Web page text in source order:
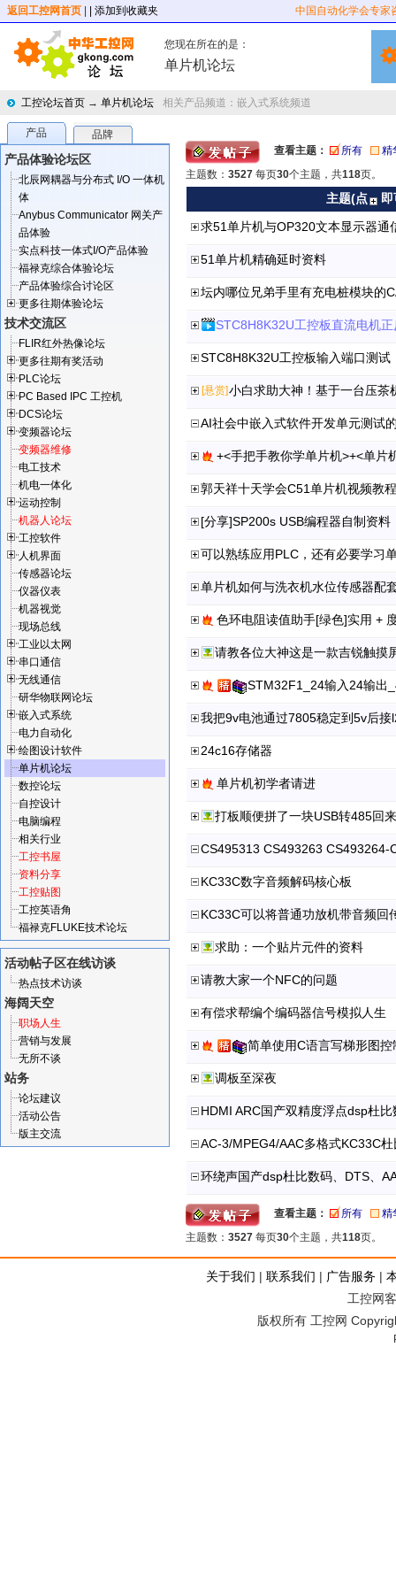
返回工控网首页 | 添加到收藏夹 中国自动化学会专家
您现在所在的是：
单片机论坛
工控论坛首页 → 单片机论坛 相关产品频道： 嵌入式系统频道
产品 品牌
产品体验论坛区
北辰网耦器与分布式 I/O 一体机
体
Anybus Communicator 网关产
品体验
实点科技一体式I/O产品体验
福禄克综合体验论坛
产品体验综合讨论区
更多往期体验论坛
技术交流区
FLIR红外热像论坛
更多往期有奖活动
PLC论坛
PC Based IPC 工控机
DCS论坛
变频器论坛
变频器维修
电工技术
机电一体化
运动控制
机器人论坛
工控软件
人机界面
传感器论坛
仪器仪表
机器视觉
现场总线
工业以太网
串口通信
无线通信
研华物联网论坛
嵌入式系统
电力自动化
绘图设计软件
单片机论坛
数控论坛
自控设计
电脑编程
相关行业
工控书屋
资料分享
工控贴图
工控英语角
福禄克FLUKE技术论坛
活动帖子区在线访谈
热点技术访谈
海阔天空
职场人生
营销与发展
无所不谈
站务
论坛建议
活动公告
版主交流
查看主题： 所有
精
主题数： 3527 每页30个主题，共118页。
主题(点
求51单片机与OP320文本显示器通
51单片机精确延时资料
坛内哪位兄弟手里有充电桩模块的
STC8H8K32U工控板直流电机正
STC8H8K32U工控板输入端口测试
[悬赏]小白求助大神！基于一台压茶
AI社会中嵌入式软件开发单元测试
+<手把手教你学单片机>+<单片
[分享]SP200s USB编程器自制资料
可以熟练应用PLC，还有必要学习
单片机如何与洗衣机水位传感器配
色环电阻读值助手[绿色]实用 +
STM32F1_24输入24输出
我把9v电池通过7805稳定到5v后
24c16存储器
单片机初学者请进
打板顺便拼了一块USB转485回
KC33C数字音频解码核心板
求助：一个贴片元件的资料
请教大家一个NFC的问题
有偿求帮编个编码器信号模拟人生
简单使用C语言写梯形图控
调板至深夜
查看主题： 所有
精
主题数： 3527 每页30个主题，共118页。
关于我们 | 联系我们 | 广告服务 |
工控网
版权所有 工控网